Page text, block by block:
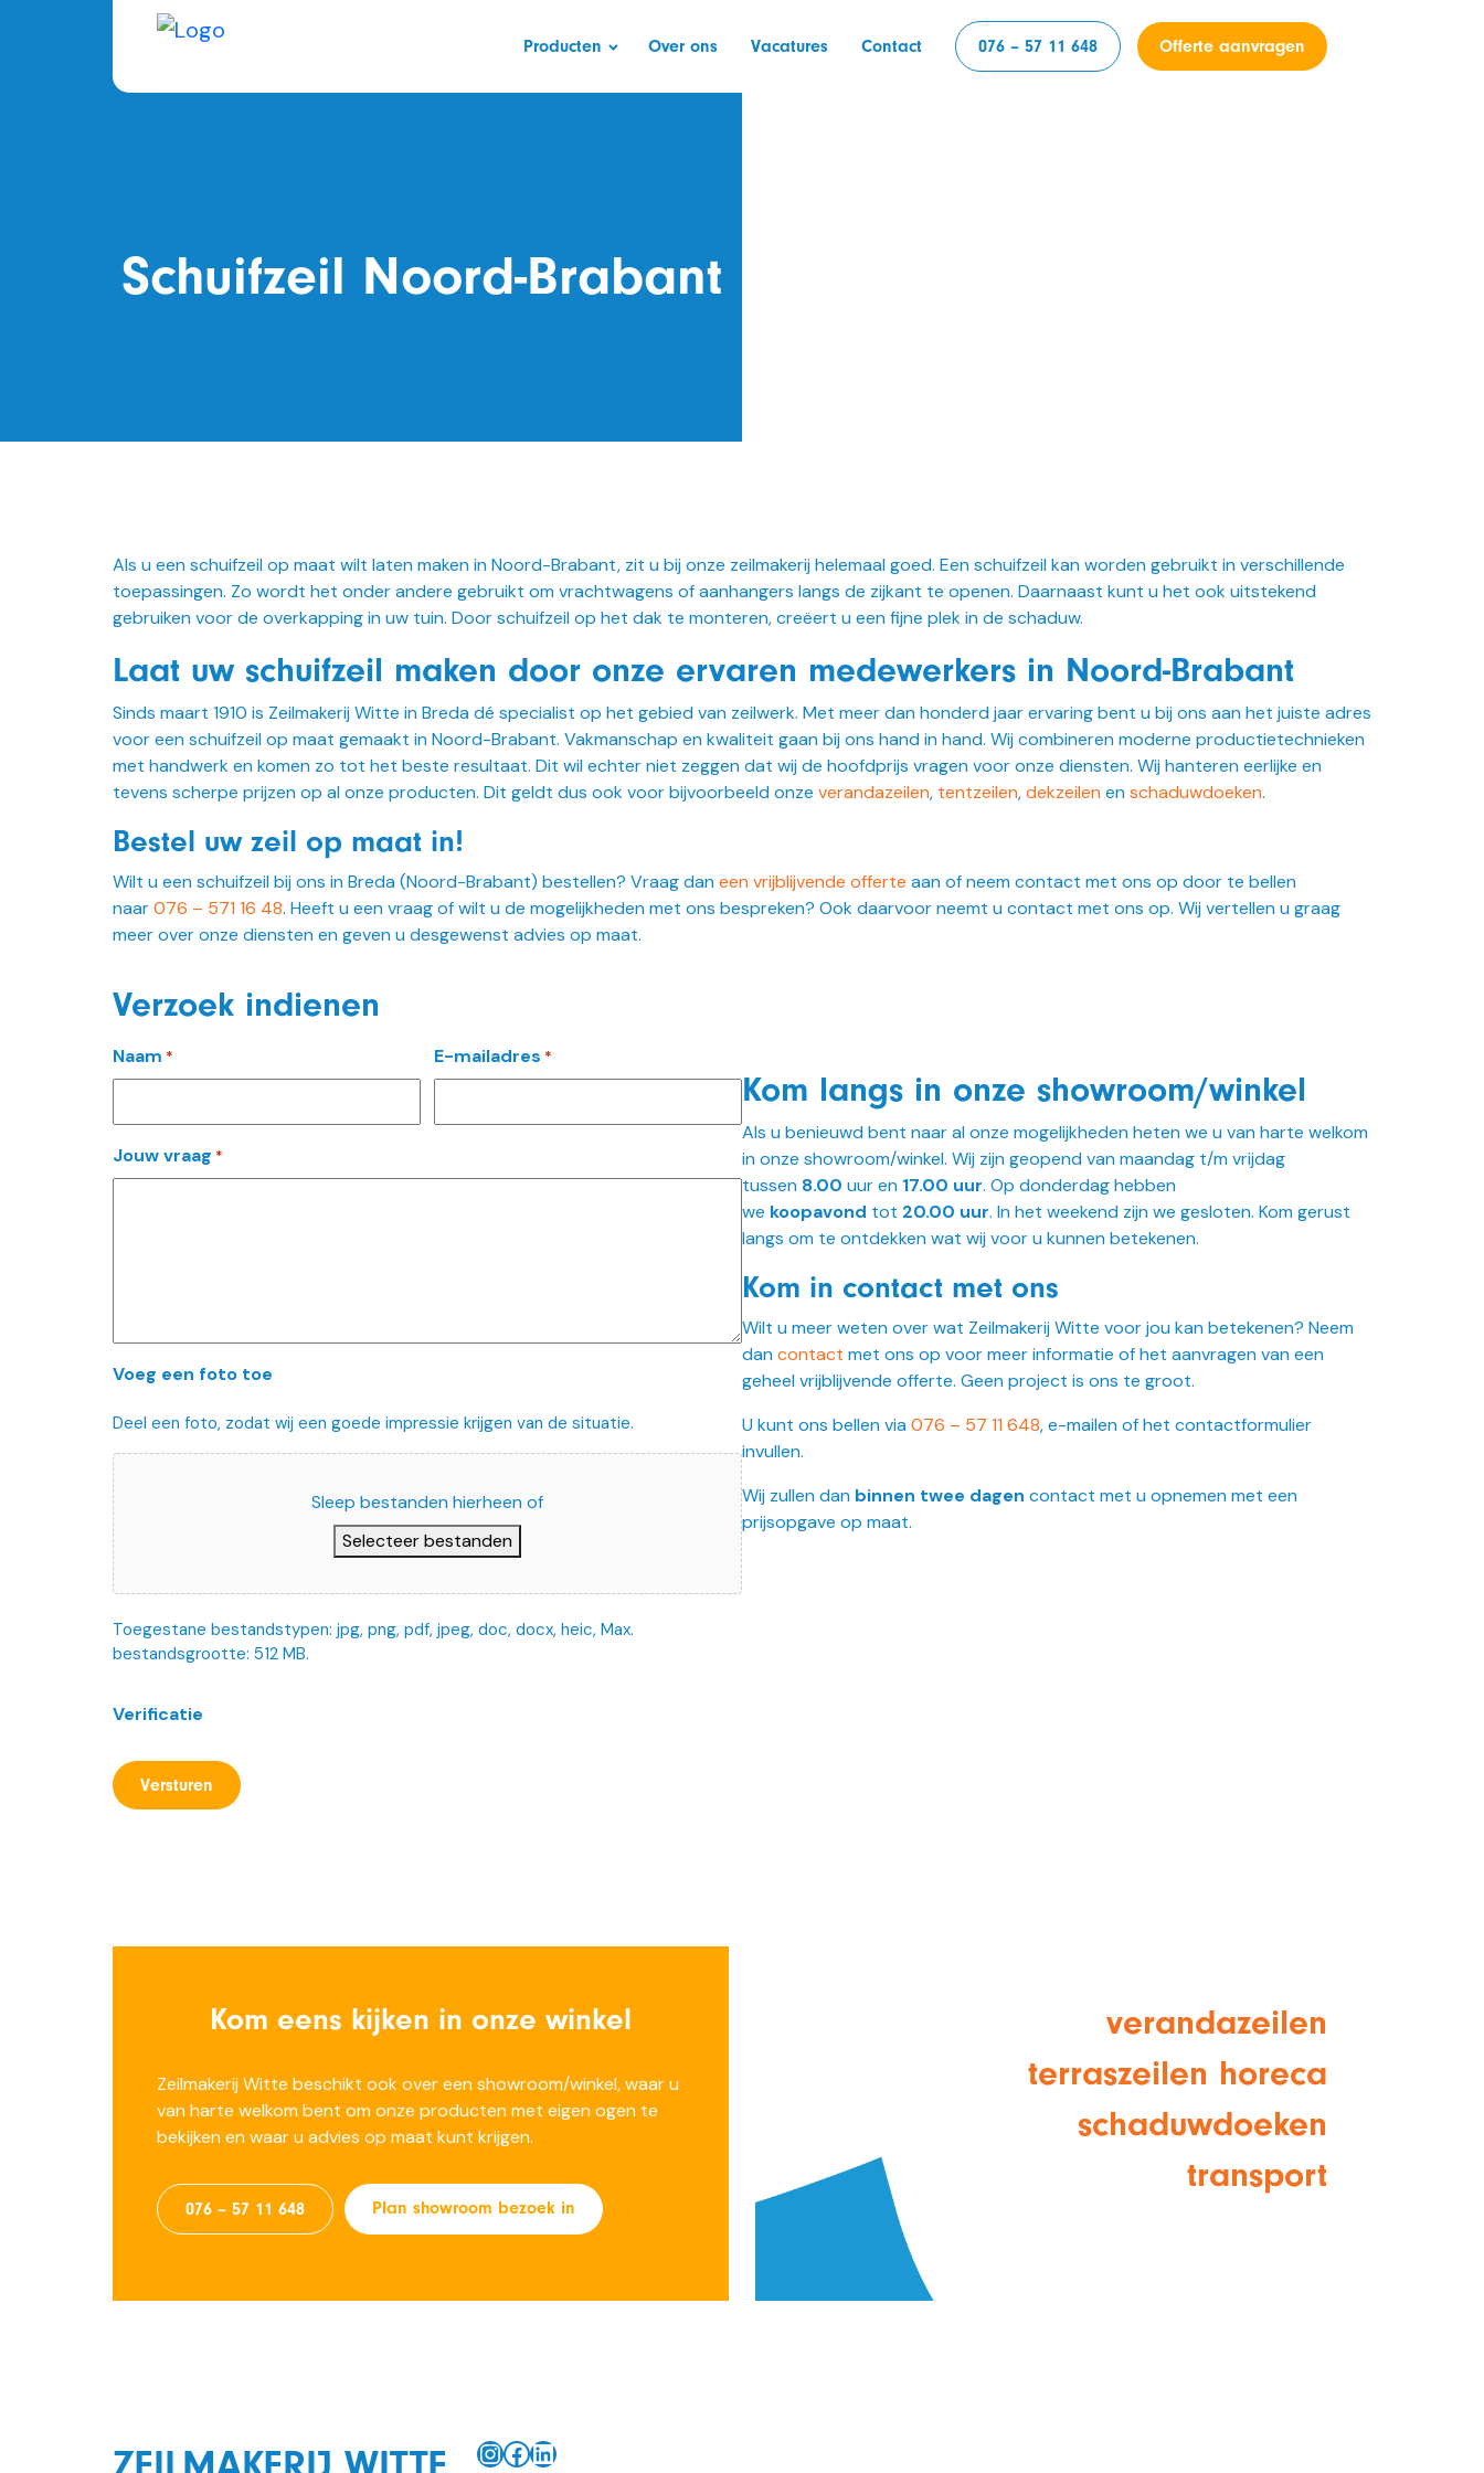
Producten
Terraszeilen Horeca
Scheidingsgordijnen
Harmonicadoek
Verandagordijn
Over ons Vacatures Contact 076 – 57 11 648 Offerte aanvragen
Schuifzeil Noord-Brabant
Als u een schuifzeil op maat wilt laten maken in Noord-Brabant, zit u bij onze zeilmakerij helemaal goed. Een schuifzeil kan worden gebruikt in verschillende
toepassingen. Zo wordt het onder andere gebruikt om vrachtwagens of aanhangers langs de zijkant te openen. Daarnaast kunt u het ook uitstekend
gebruiken voor de overkapping in uw tuin. Door schuifzeil op het dak te monteren, creëert u een fijne plek in de schaduw.
Laat uw schuifzeil maken door onze ervaren medewerkers in Noord-Brabant
Sinds maart 1910 is Zeilmakerij Witte in Breda dé specialist op het gebied van zeilwerk. Met meer dan honderd jaar ervaring bent u bij ons aan het juiste adres
voor een schuifzeil op maat gemaakt in Noord-Brabant. Vakmanschap en kwaliteit gaan bij ons hand in hand. Wij combineren moderne productietechnieken
met handwerk en komen zo tot het beste resultaat. Dit wil echter niet zeggen dat wij de hoofdprijs vragen voor onze diensten. Wij hanteren eerlijke en
tevens scherpe prijzen op al onze producten. Dit geldt dus ook voor bijvoorbeeld onze verandazeilen, tentzeilen,dekzeilen en schaduwdoeken.
Bestel uw zeil op maat in!
Wilt u een schuifzeil bij ons in Breda (Noord-Brabant) bestellen? Vraag dan een vrijblijvende offerte aan of neem contact met ons op door te bellen
naar076 – 571 16 48. Heeft u een vraag of wilt u de mogelijkheden met ons bespreken? Ook daarvoor neemt u contact met ons op. Wij vertellen u graag
meer over onze diensten en geven u desgewenst advies op maat.
Verzoek indienen
Naam * E-mailadres *
Jouw vraag *
Voeg een foto toe
Deel een foto, zodat wij een goede impressie krijgen van de situatie.
Sleep bestanden hierheen of
Selecteer bestanden
Toegestane bestandstypen: jpg, png, pdf, jpeg, doc, docx, heic, Max.
bestandsgrootte: 512 MB.
Verificatie
Kom langs in onze showroom/winkel
Als u benieuwd bent naar al onze mogelijkheden heten we u van harte welkom
in onze showroom/winkel. Wij zijn geopend van maandag t/m vrijdag
tussen 8.00 uur en 17.00 uur. Op donderdag hebben
we koopavond tot 20.00 uur. In het weekend zijn we gesloten. Kom gerust
langs om te ontdekken wat wij voor u kunnen betekenen.
Kom in contact met ons
Wilt u meer weten over wat Zeilmakerij Witte voor jou kan betekenen? Neem
dan contact met ons op voor meer informatie of het aanvragen van een
geheel vrijblijvende offerte. Geen project is ons te groot.
U kunt ons bellen via 076 – 57 11 648, e-mailen of het contactformulier
invullen.
Wij zullen dan binnen twee dagen contact met u opnemen met een
prijsopgave op maat.
Kom eens kijken in onze winkel
Zeilmakerij Witte beschikt ook over een showroom/winkel, waar u
van harte welkom bent om onze producten met eigen ogen te
bekijken en waar u advies op maat kunt krijgen.
076 – 57 11 648 Plan showroom bezoek in
verandazeilen
terraszeilen horeca
schaduwdoeken
transport
InstagramFacebook LinkedIn